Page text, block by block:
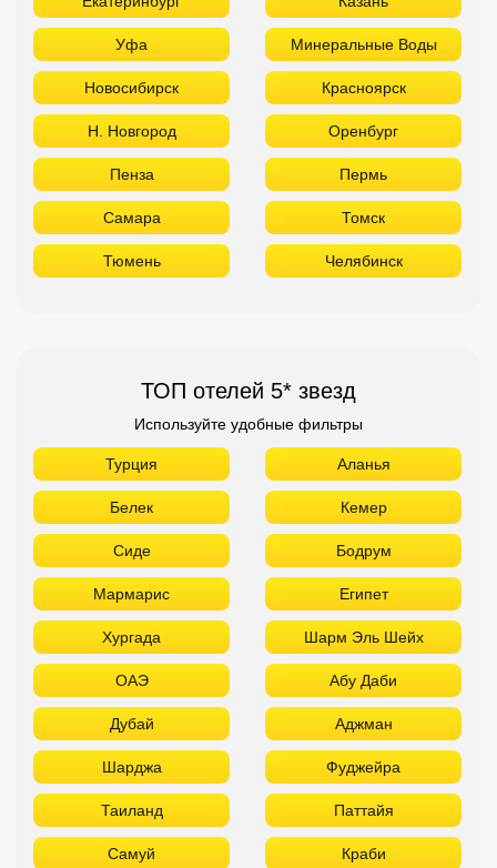
Уфа Минеральные Воды
Новосибирск Красноярск
Н. Новгород Оренбург
Пенза Пермь
Самара Томск
Тюмень Челябинск
ТОП отелей 5* звезд
Используйте удобные фильтры
Турция Аланья
Белек Кемер
Сиде Бодрум
Мармарис Египет
Хургада Шарм Эль Шейх
ОАЭ Абу Даби
Дубай Аджман
Шарджа Фуджейра
Таиланд Паттайя
Самуй Краби